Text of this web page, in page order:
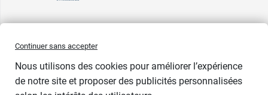
Pharma GDD adhère à la Fédération du e-commerce et de la vente à
européen Ecommerce Europe Trustmark.
Continuer sans accepter
Nous utilisons des cookies pour améliorer l’expérience
de notre site et proposer des publicités personnalisées